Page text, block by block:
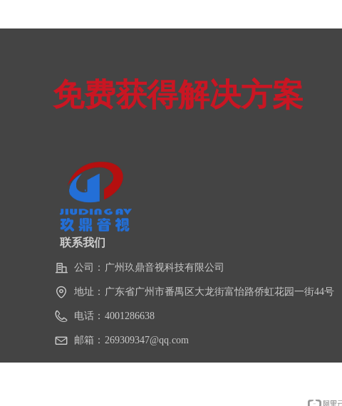
免费获得解决方案
公司： 广州玖鼎音视科技有限公司
地址： 广东省广州市番禺区大龙街富怡路侨虹花园一街44号
电话： 4001286638
邮箱： 269309347@qq.com
联系我们